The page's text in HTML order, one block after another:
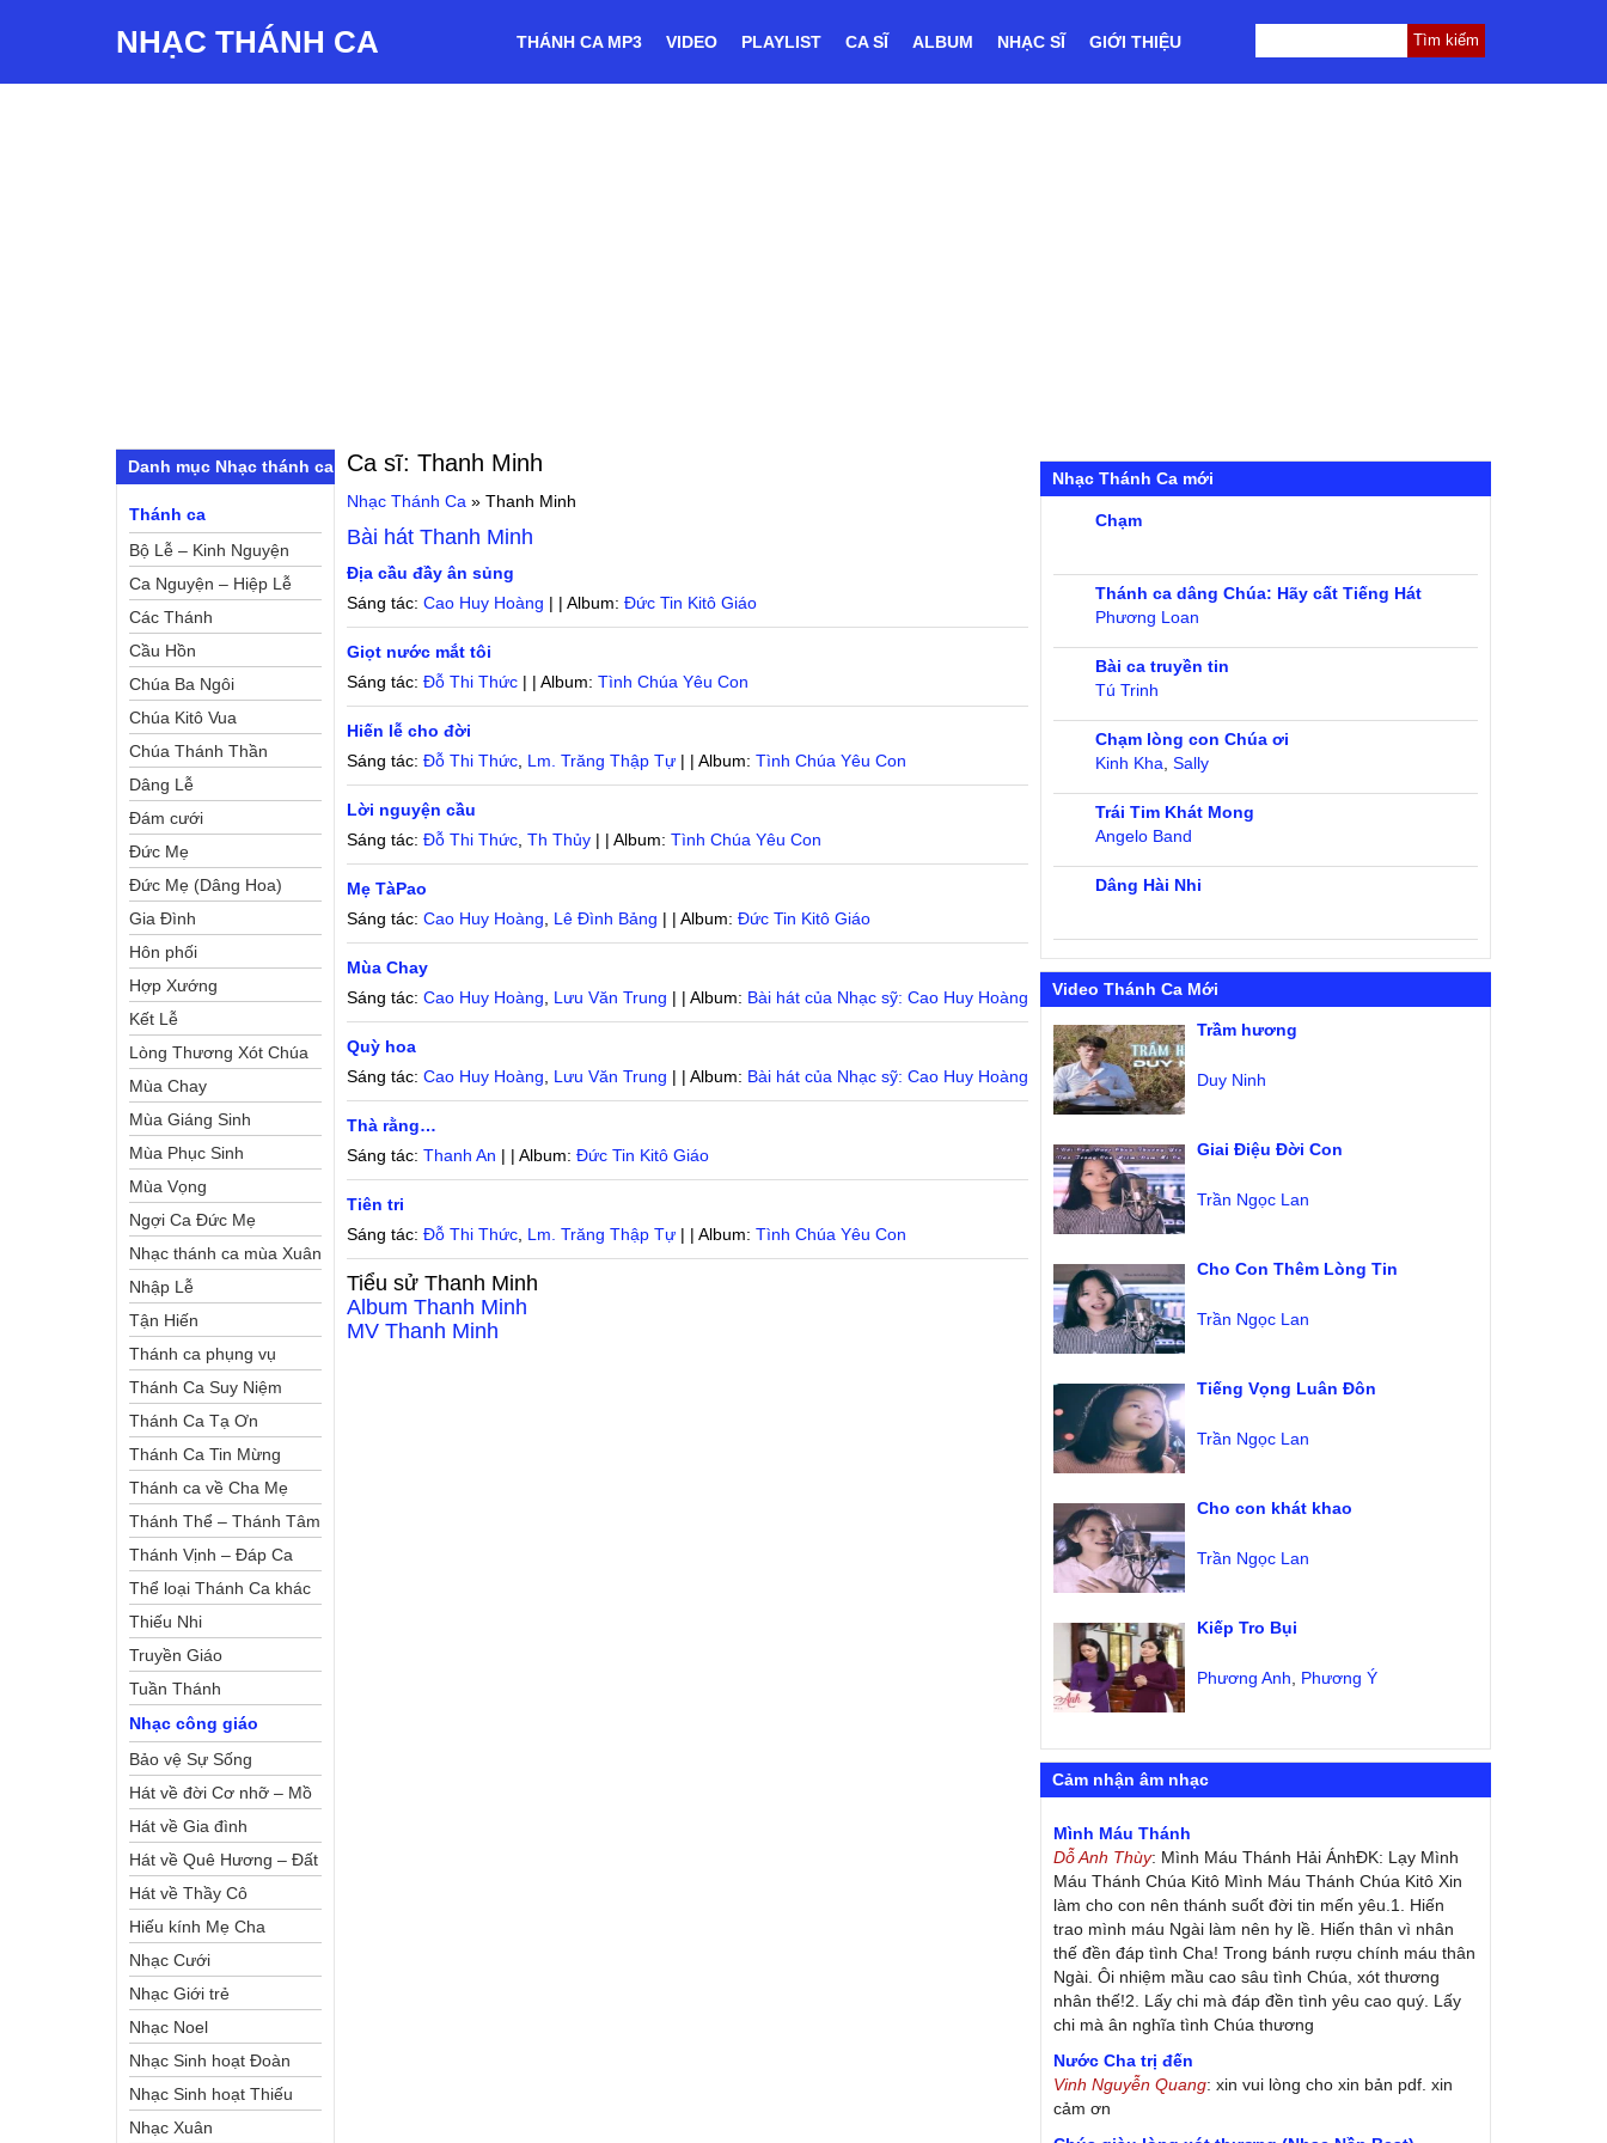
NHẠC THÁNH CA THÁNH CA MP3 VIDEO PLAYLIST CA SĨ ALBUM NHẠC SĨ GIỚI THIỆU
Ca sĩ:Thanh Minh
Nhạc Thánh Ca »Thanh Minh
Bài hátThanh Minh
Địa cầu đầy ân sủng
Sáng tác:Cao Huy Hoàng | | Album:Đức Tin Kitô Giáo
Giọt nước mắt tôi
Sáng tác:Đỗ Thi Thức | | Album:Tình Chúa Yêu Con
Hiến lễ cho đời
Sáng tác:Đỗ Thi Thức Lm. Trăng Thập Tự | | Album:Tình Chúa Yêu Con
Lời nguyện cầu
Sáng tác:Đỗ Thi Thức ,Th Thủy | | Album:Tình Chúa Yêu Con
Mẹ TàPao
Sáng tác:Cao Huy Hoàng Lê Đình Bảng | | Album:Đức Tin Kitô Giáo
Mùa Chay
Sáng tác:Cao Huy Hoàng Lưu Văn Trung | | Album: Bài hát của Nhạc sỹ: Cao Huy Hoàng
Quỳ hoa
Sáng tác:Cao Huy Hoàng Lưu Văn Trung | | Album: Bài hát của Nhạc sỹ: Cao Huy Hoàng
Thà rằng…
Sáng tác:Thanh An | | Album:Đức Tin Kitô Giáo
Tiên tri
Sáng tác:Đỗ Thi Thức Lm. Trăng Thập Tự | | Album:Tình Chúa Yêu Con
Tiểu sửThanh Minh
AlbumThanh Minh
MVThanh Minh
Danh mục Nhạc thánh ca
Thánh ca
Bộ Lễ – Kinh Nguyện
Ca Nguyện – Hiệp Lễ
Các Thánh
Cầu Hồn
Chúa Ba Ngôi
Chúa Kitô Vua
Chúa Thánh Thần
Dâng Lễ
Đám cưới
Đức Mẹ
Đức Mẹ (Dâng Hoa)
Gia Đình
Hôn phối
Hợp Xướng
Kết Lễ
Lòng Thương Xót Chúa
Mùa Chay
Mùa Giáng Sinh
Mùa Phục Sinh
Mùa Vọng
Ngợi Ca Đức Mẹ
Nhạc thánh ca mùa Xuân
Nhập Lễ
Tận Hiến
Thánh ca phụng vụ
Thánh Ca Suy Niệm
Thánh Ca Tạ Ơn
Thánh Ca Tin Mừng
Thánh ca về Cha Mẹ
Thánh Thể – Thánh Tâm
Thánh Vịnh – Đáp Ca
Thể loại Thánh Ca khác
Thiếu Nhi
Truyền Giáo
Tuần Thánh
Nhạc công giáo
Bảo vệ Sự Sống
Hát về đời Cơ nhỡ – Mồ
côi
Hát về Gia đình
Hát về Quê Hương – Đất
Nước
Hát về Thầy Cô
Hiếu kính Mẹ Cha
Nhạc Cưới
Nhạc Giới trẻ
Nhạc Noel
Nhạc Sinh hoạt Đoàn
Thể Công Giáo
Nhạc Sinh hoạt Thiếu
Nhi
Nhạc Xuân
Nhạc Thánh Ca mới
Chạm
Thánh ca dâng Chúa: Hãy cất Tiếng Hát
Phương Loan
Bài ca truyền tin
Tú Trinh
Chạm lòng con Chúa ơi
Kinh Kha ,Sally
Trái Tim Khát Mong
Angelo Band
Dâng Hài Nhi
Video Thánh Ca Mới
Trầm hương
Duy Ninh
Giai Điệu Đời Con
Trần Ngọc Lan
Cho Con Thêm Lòng Tin
Trần Ngọc Lan
Tiếng Vọng Luân Đôn
Trần Ngọc Lan
Cho con khát khao
Trần Ngọc Lan
Kiếp Tro Bụi
Phương Anh Phương Ý
Cảm nhận âm nhạc
Mình Máu Thánh
Dỗ Anh Thùy: Mình Máu Thánh Hải ÁnhĐK: Lạy Mình
Máu Thánh Chúa Kitô Mình Máu Thánh Chúa Kitô Xin
làm cho con nên thánh suốt đời tin mến yêu.1. Hiến
trao mình máu Ngài làm nên hy lề. Hiến thân vì nhân
thế đền đáp tình Cha! Trong bánh rượu chính máu thân
Ngài. Ôi nhiệm mầu cao sâu tình Chúa, xót thương
nhân thế!2. Lấy chi mà đáp đền tình yêu cao quý. Lấy
chi mà ân nghĩa tình Chúa thương
Nước Cha trị đến
Vinh Nguyễn Quang: xin vui lòng cho xin bản pdf. xin
cảm ơn